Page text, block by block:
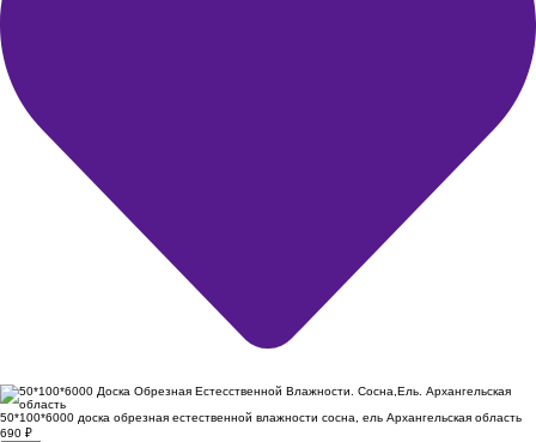
50*100*6000 доска обрезная естественной влажности сосна, ель Архангельская область
690 ₽